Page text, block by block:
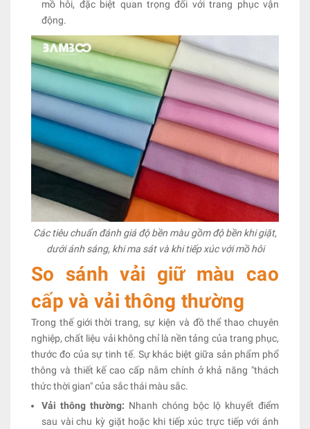
mồ hôi, đặc biệt quan trọng đối với trang phục vận
động.
Các tiêu chuẩn đánh giá độ bền màu gồm độ bền khi giặt,
dưới ánh sáng, khi ma sát và khi tiếp xúc với mồ hôi
So sánh vải giữ màu cao
cấp và vải thông thường
Trong thế giới thời trang, sự kiện và đồ thể thao chuyên
nghiệp, chất liệu vải không chỉ là nền tảng của trang phục,
thước đo của sự tinh tế. Sự khác biệt giữa sản phẩm phổ
thông và thiết kế cao cấp nằm chính ở khả năng "thách
thức thời gian" của sắc thái màu sắc.
Vải thông thường: Nhanh chóng bộc lộ khuyết điểm
sau vài chu kỳ giặt hoặc khi tiếp xúc trực tiếp với ánh